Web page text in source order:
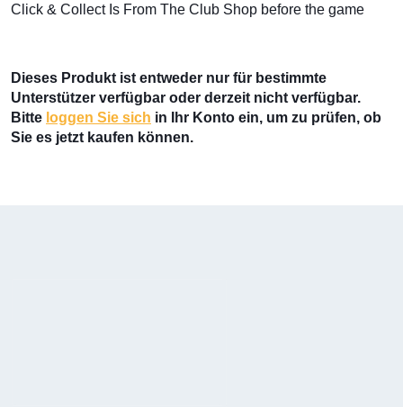
​Click & Collect Is From The Club Shop before the game
Dieses Produkt ist entweder nur für bestimmte
Unterstützer verfügbar oder derzeit nicht verfügbar.
Bitte loggen Sie sich in Ihr Konto ein, um zu prüfen, ob
Sie es jetzt kaufen können.